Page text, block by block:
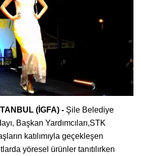
(İGFA) - Şile Belediye
Başkan Yardımcıları,STK
katılımıyla geçekleşen
yöresel ürünler tanıtılırken